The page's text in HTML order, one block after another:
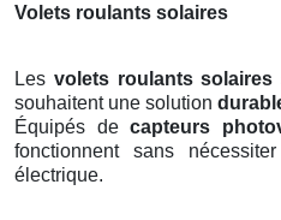
Volets roulants solaires
Les volets roulants solaires
souhaitent une solution
Équipés decapteurs
fonctionnent sans
électrique.